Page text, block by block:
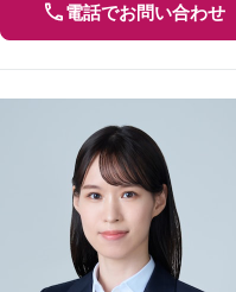
電話でお問い合わせ